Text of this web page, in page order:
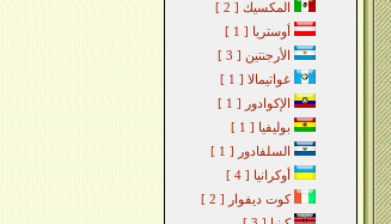
[ 2 ]
[ 1 ]
[ 3 ]
[ 1 ]
غواتيمالا
[ 1 ]
[ 1 ]
[ 1 ]
[ 4 ]
[ 2 ]
كوت ديفوار